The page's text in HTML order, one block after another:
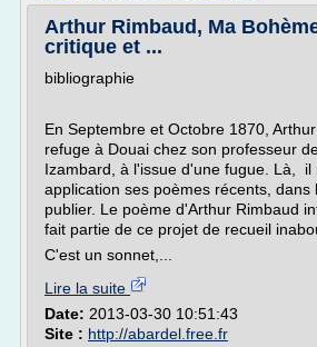
Arthur Rimbaud, Ma
critique et ...
bibliographie
En Septembre et Octobre 1870,
refuge à Douai chez son professeur
Izambard, à l'issue d'une fugue. Là, il
application ses poèmes récents, dans
publier. Le poème d'Arthur Rimbaud
fait partie de ce projet de recueil
C'est un sonnet,...
Lire la suite
Date: 2013-03-30 10:51:43
Site : http://abardel.free.fr